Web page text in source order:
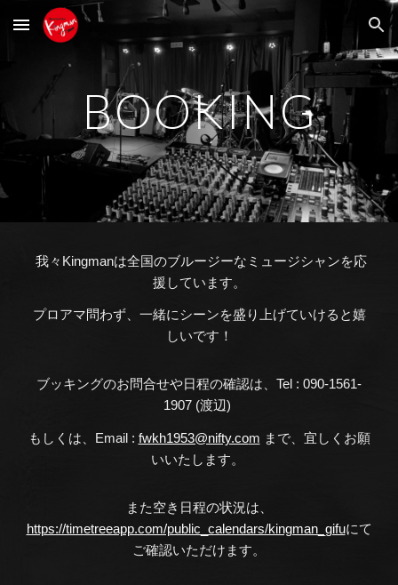
Skip to main content Skip to navigation
BOOKING
我々Kingmanは全国のブルージーなミュージシャンを応
援しています。
プロアマ問わず、一緒にシーンを盛り上げていけると嬉
しいです！
ブッキングのお問合せや日程の確認は、Tel : 090-1561-
1907 (渡辺)
もしくは、Email : fwkh1953@nifty.com まで、宜しくお願
いいたします。
また空き日程の状況は、
https://timetreeapp.com/public_calendars/kingman_gifuにて
ご確認いただけます。